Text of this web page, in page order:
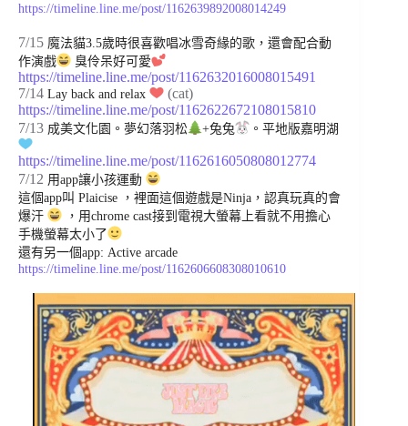
https://timeline.line.me/post/1162639892008014249
7/15 魔法貓3.5歲時很喜歡唱冰雪奇緣的歌，還會配合動
作演戲
臭伶呆好可愛
https://timeline.line.me/post/1162632016008015491
7/14 Lay back and relax
(cat)
https://timeline.line.me/post/1162622672108015810
7/13 成美文化園。夢幻落羽松 +兔兔 。平地版嘉明湖
https://timeline.line.me/post/1162616050808012774
7/12 用app讓小孩運動
這個app叫 Plaicise ，裡面這個遊戲是Ninja，認真玩真的會
爆汗
，用chrome cast接到電視大螢幕上看就不用擔心
手機螢幕太小了
還有另一個app: Active arcade
https://timeline.line.me/post/1162606608308010610